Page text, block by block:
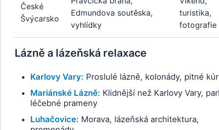
České
Švýcarsko
Edmundova soutěska,
vyhlídky
turistika,
fotografie
Lázně a lázeňská relaxace
Karlovy Vary: Proslulé lázně, kolonády, pitné
Mariánské Lázně: Klidnější než Karlovy Vary,
léčebné prameny
Luhačovice: Morava, lázeňská architektura,